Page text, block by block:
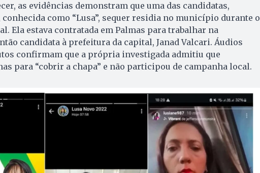
as evidências demonstram que uma das candidatas,
conhecida como “Lusa”, sequer residia no município durante o
Ela estava contratada em Palmas para trabalhar na
candidata à prefeitura da capital, Janad Valcari. Áudios
confirmam que a própria investigada admitiu que
para “cobrir a chapa” e não participou de campanha local.